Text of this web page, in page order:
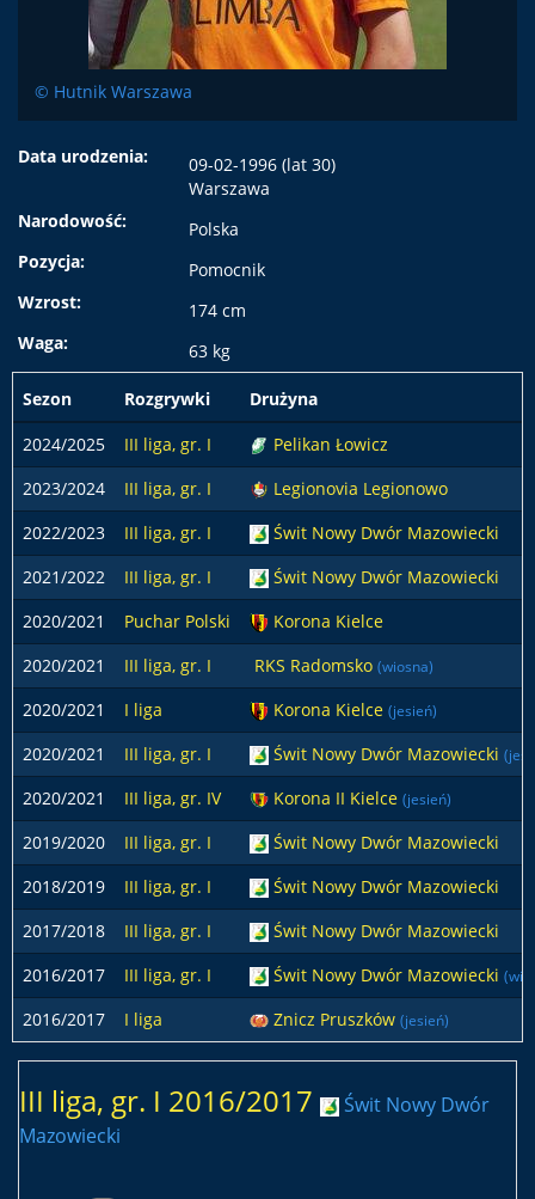
© Hutnik Warszawa
Data urodzenia:
09-02-1996 (lat 30)
Warszawa
Narodowość:
Polska
Pozycja:
Pomocnik
Wzrost:
174 cm
Waga:
63 kg
Sezon Rozgrywki
Drużyna
2024/2025
III liga, gr. I
Pelikan Łowicz
2023/2024
III liga, gr. I
Legionovia Legionowo
2022/2023
III liga, gr. I
Świt Nowy Dwór Mazowiecki
2021/2022
III liga, gr. I
Świt Nowy Dwór Mazowiecki
2020/2021
Puchar Polski
Korona Kielce
2020/2021
III liga, gr. I RKS Radomsko (wiosna)
2020/2021 I liga Korona Kielce (jesień)
2020/2021 III liga, gr. I Świt Nowy Dwór Mazowiecki
2020/2021 III liga, gr. IV Korona II Kielce (jesień)
2019/2020 III liga, gr. I
Świt Nowy Dwór Mazowiecki
2018/2019
III liga, gr. I
Świt Nowy Dwór Mazowiecki
2017/2018
III liga, gr. I
Świt Nowy Dwór Mazowiecki
2016/2017
III liga, gr. I Świt Nowy Dwór Mazowiecki
2016/2017 I liga Znicz Pruszków (jesień)
III liga, gr. I 2016/2017
Świt Nowy Dwór
Mazowiecki